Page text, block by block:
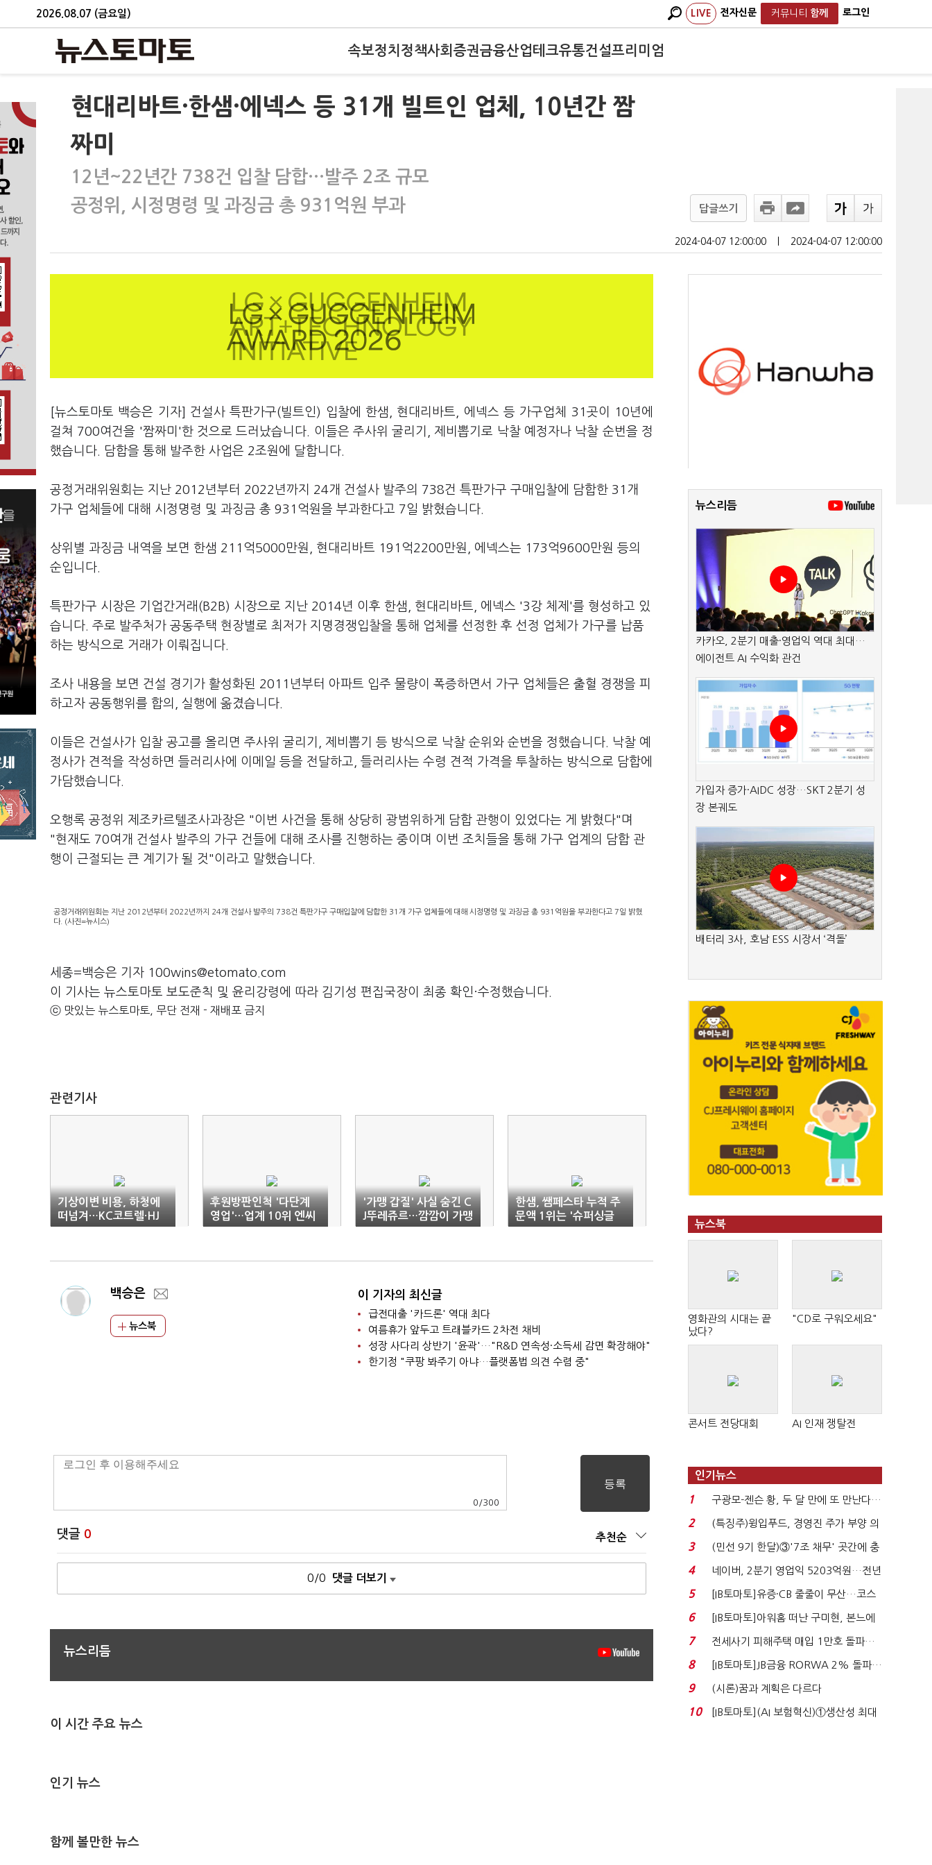
2026.08.07 (금요일) LIVE 전자신문 커뮤니티 함께 로그인
속보정치 정책사회 증권금융산업테크유통건설프리미엄
현대리바트·한샘·에넥스 등 31개 빌트인 업체, 10년간 짬
짜미
12년~22년간 738건 입찰 담합…발주 2조 규모
공정위, 시정명령 및 과징금 총 931억원 부과
답글쓰기
2024-04-07 12:00:00 2024-04-07 12:00:00
[뉴스토마토 백승은 기자] 건설사 특판가구(빌트인) 입찰에 한샘, 현대리바트, 에넥스 등 가구업체 31곳이 10년에
걸쳐 700여건을 '짬짜미'한 것으로 드러났습니다. 이들은 주사위 굴리기, 제비뽑기로 낙찰 예정자나 낙찰 순번을 정
했습니다. 담합을 통해 발주한 사업은 2조원에 달합니다.
공정거래위원회는 지난 2012년부터 2022년까지 24개 건설사 발주의 738건 특판가구 구매입찰에 담합한 31개
가구 업체들에 대해 시정명령 및 과징금 총 931억원을 부과한다고 7일 밝혔습니다.
상위별 과징금 내역을 보면 한샘 211억5000만원, 현대리바트 191억2200만원, 에넥스는 173억9600만원 등의
순입니다.
특판가구 시장은 기업간거래(B2B) 시장으로 지난 2014년 이후 한샘, 현대리바트, 에넥스 '3강 체제'를 형성하고 있
습니다. 주로 발주처가 공동주택 현장별로 최저가 지명경쟁입찰을 통해 업체를 선정한 후 선정 업체가 가구를 납품
하는 방식으로 거래가 이뤄집니다.
조사 내용을 보면 건설 경기가 활성화된 2011년부터 아파트 입주 물량이 폭증하면서 가구 업체들은 출혈 경쟁을 피
하고자 공동행위를 합의, 실행에 옮겼습니다.
이들은 건설사가 입찰 공고를 올리면 주사위 굴리기, 제비뽑기 등 방식으로 낙찰 순위와 순번을 정했습니다. 낙찰 예
정사가 견적을 작성하면 들러리사에 이메일 등을 전달하고, 들러리사는 수령 견적 가격을 투찰하는 방식으로 담합에
가담했습니다.
오행록 공정위 제조카르텔조사과장은 "이번 사건을 통해 상당히 광범위하게 담합 관행이 있었다는 게 밝혔다"며
"현재도 70여개 건설사 발주의 가구 건들에 대해 조사를 진행하는 중이며 이번 조치들을 통해 가구 업계의 담합 관
행이 근절되는 큰 계기가 될 것"이라고 말했습니다.
공정거래위원회는 지난 2012년부터 2022년까지 24개 건설사 발주의 738건 특판가구 구매입찰에 담합한 31개 가구 업체들에 대해 시정명령 및 과징금 총 931억원을 부과한다고 7일 밝혔
다. (사진=뉴시스)
세종=백승은 기자 100wins@etomato.com
이 기사는 뉴스토마토 보도준칙 및 윤리강령에 따라 김기성 편집국장이 최종 확인·수정했습니다.
ⓒ 맛있는 뉴스토마토, 무단 전재 - 재배포 금지
관련기사
기상이변 비용, 하청에
떠넘겨…KC코트렐·HJ
중공업 '제재'
후원방판인척 '다단계
영업'…업계 10위 엔씨
플랫폼 ‘덜미’
'가맹 갑질' 사실 숨긴 C
J뚜레쥬르…깜깜이 가맹
정보 '덜미'
한샘, 쌤페스타 누적 주
문액 1위는 '슈퍼싱글
침대'
백승은
뉴스북
이 기자의 최신글
급전대출 '카드론' 역대 최다
여름휴가 앞두고 트래블카드 2차전 채비
성장 사다리 상반기 '윤곽'…"R&D 연속성·소득세 감면 확장해야"
한기정 "쿠팡 봐주기 아냐…플랫폼법 의견 수렴 중"
0 /300
댓글 0 추천순
0/0 댓글 더보기
뉴스리듬
이 시간 주요 뉴스
인기 뉴스
함께 볼만한 뉴스
뉴스리듬
카카오, 2분기 매출·영업익 역대 최대…
에이전트 AI 수익화 관건
가입자 증가·AIDC 성장…SKT 2분기 성
장 본궤도
배터리 3사, 호남 ESS 시장서 ‘격돌’
뉴스북
영화관의 시대는 끝
났다?
"CD로 구워오세요"
콘서트 전당대회 AI 인재 쟁탈전
인기뉴스
1
구광모-젠슨 황, 두 달 만에 또 만난다…
로봇·AI 등 논...
2
(특징주)윙입푸드, 경영진 주가 부양 의
지에 상한가...
3
(민선 9기 한달)③'7조 채무' 곳간에 충
격…추미애, 20년...
4
네이버, 2분기 영업익 5203억원…전년
비 0.2% 감소...
5
[IB토마토]유증·CB 줄줄이 무산…코스
닥 벌점 급증에 ...
6
[IB토마토]아워홈 떠난 구미현, 본느에
340억 베팅…가...
7
전세사기 피해주택 매입 1만호 돌파…
누적 피해자 4만2...
8
[IB토마토]JB금융 RORWA 2% 돌파…
실적 견인은 은행 ...
9 (시론)꿈과 계획은 다르다
10
[IB토마토](AI 보험혁신)①생산성 최대